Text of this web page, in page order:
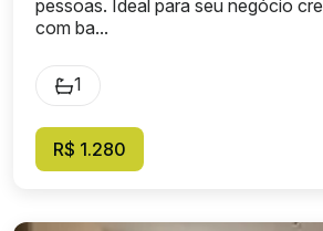
pessoas. Ideal para seu negócio
com ba...
1
R$ 1.280